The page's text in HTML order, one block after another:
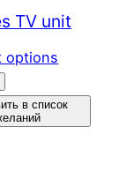
TV unit
options
в список